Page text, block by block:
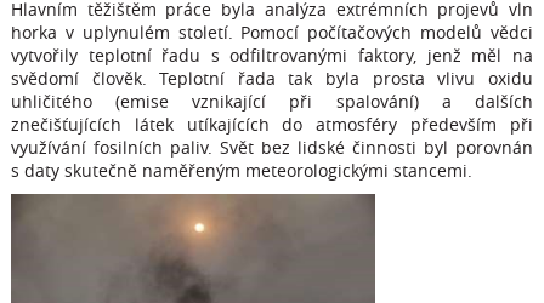
Hlavním těžištěm práce byla analýza extrémních projevů vln
horka v uplynulém století. Pomocí počítačových modelů vědci
vytvořily teplotní řadu s odfiltrovanými faktory, jenž měl na
svědomí člověk. Teplotní řada tak byla prosta vlivu oxidu
uhličitého (emise vznikající při spalování) a dalších
znečišťujících látek utíkajících do atmosféry především při
využívání fosilních paliv. Svět bez lidské činnosti byl porovnán
s daty skutečně naměřeným meteorologickými stancemi.